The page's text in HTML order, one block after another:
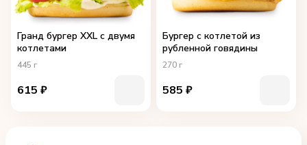
Гранд бургер XXL с двумя
котлетами
445 г
615 ₽
Бургер с котлетой из
рубленной говядины
270 г
585 ₽